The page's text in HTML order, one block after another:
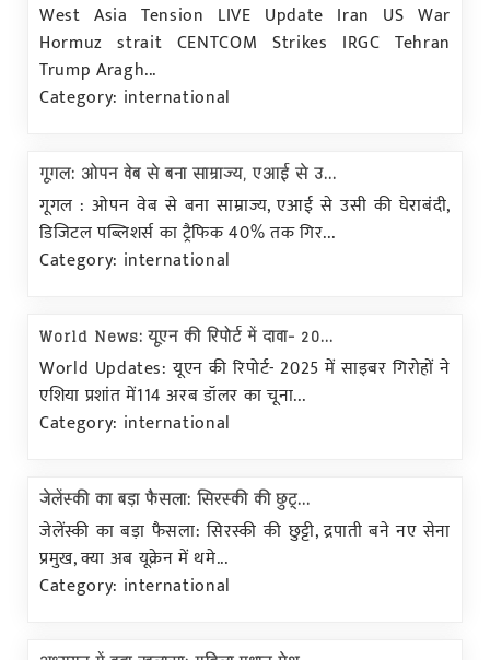
West Asia Tension LIVE Update Iran US War
Hormuz strait CENTCOM Strikes IRGC Tehran
Trump Aragh...
Category: international
गूगल: ओपन वेब से बना साम्राज्य, एआई से उ...
गूगल : ओपन वेब से बना साम्राज्य, एआई से उसी की घेराबंदी,
डिजिटल पब्लिशर्स का ट्रैफिक 40% तक गिर...
Category: international
World News: यूएन की रिपोर्ट में दावा- 20...
World Updates: यूएन की रिपोर्ट- 2025 में साइबर गिरोहों ने
एशिया प्रशांत में114 अरब डॉलर का चूना...
Category: international
जेलेंस्की का बड़ा फैसला: सिरस्की की छुट्...
जेलेंस्की का बड़ा फैसला: सिरस्की की छुट्टी, द्रपाती बने नए सेना
प्रमुख, क्या अब यूक्रेन में थमे...
Category: international